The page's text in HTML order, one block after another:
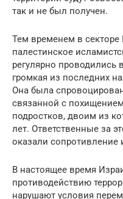
так и не был получен.
Тем временем в секторе
палестинское
регулярно проводились
громкая из последних
Она была
связанной с
подростков, двоим из
лет. Ответственные за
оказали сопротивление
В настоящее время
противодействию
нарушают условия